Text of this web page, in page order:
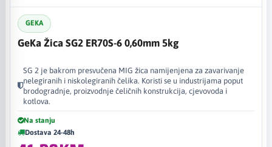
GEKA
GeKa Žica SG2 ER70S-6 0,60mm 5kg
SG 2 je bakrom presvučena MIG žica namijenjena za zavarivanje
nelegiranih i niskolegiranih čelika. Koristi se u industrijama poput
brodogradnje, proizvodnje čeličnih konstrukcija, cjevovoda i
kotlova.
Na stanju
Dostava 24-48h